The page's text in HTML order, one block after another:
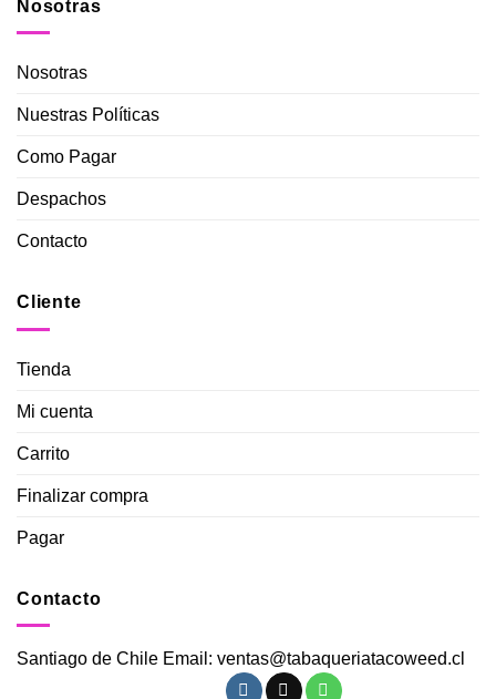
Nosotras
Nosotras
Nuestras Políticas
Como Pagar
Despachos
Contacto
Cliente
Tienda
Mi cuenta
Carrito
Finalizar compra
Pagar
Contacto
Santiago de Chile Email: ventas@tabaqueriatacoweed.cl